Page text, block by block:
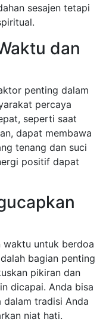
sesajen tetapi
dan
penting dalam
percaya
seperti saat
dapat membawa
tenang dan suci
positif dapat
waktu untuk berdoa
bagian penting
pikiran dan
dicapai. Anda bisa
dalam tradisi Anda
niat hati.